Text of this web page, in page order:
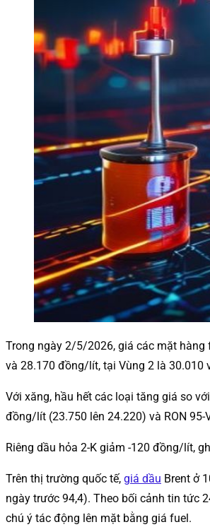
Trong ngày 2/5/2026, giá các mặt hàng
và 28.170 đồng/lít, tại Vùng 2 là
Với xăng, hầu hết các loại tăng giá so
đồng/lít (23.750 lên 24.220) và RON
Riêng dầu hỏa 2-K giảm -120 đồng/lít,
Trên thị trường quốc tế, giá dầu Brent ở
ngày trước 94,4). Theo bối cảnh tin tức
chú ý tác động lên mặt bằng giá fuel.